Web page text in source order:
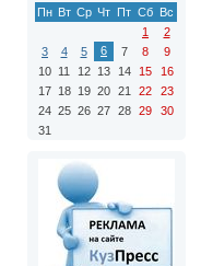
Пн Вт Ср Чт Пт Сб Вс
1
2
3
4 5 6 7 8
9
10 11 12 13 14 15
16
17 18 19 20 21 22
23
24 25 26 27 28 29
30
31